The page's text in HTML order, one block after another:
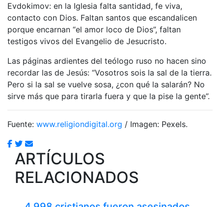
Evdokimov: en la Iglesia falta santidad, fe viva,
contacto con Dios. Faltan santos que escandalicen
porque encarnan “el amor loco de Dios”, faltan
testigos vivos del Evangelio de Jesucristo.
Las páginas ardientes del teólogo ruso no hacen sino
recordar las de Jesús: “Vosotros sois la sal de la tierra.
Pero si la sal se vuelve sosa, ¿con qué la salarán? No
sirve más que para tirarla fuera y que la pise la gente”.
Fuente: www.religiondigital.org / Imagen: Pexels.
ARTÍCULOS
RELACIONADOS